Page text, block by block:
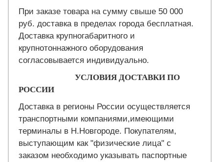
При заказе товара на сумму свыше 50 000
руб. доставка в пределах города бесплатная.
Доставка крупногабаритного и
крупнотоннажного оборудования
согласовывается индивидуально.
УСЛОВИЯ ДОСТАВКИ ПО
РОССИИ
Доставка в регионы России осуществляется
транспортными компаниями,имеющими
терминалы в Н.Новгороде. Покупателям,
выступающим как "физические лица" с
заказом необходимо указывать паспортные